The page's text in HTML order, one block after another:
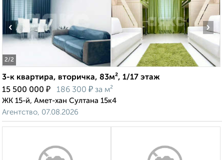
2/2
‹ ›
3-к квартира, вторичка, 83м², 1/17 этаж
15 500 000 ₽ 186 300 ₽ за м²
ЖК 15-й, Амет-хан Султана 15к4
Агентство, 07.08.2026